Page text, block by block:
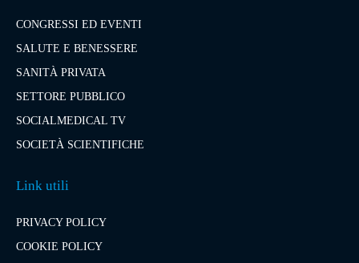
CONGRESSI ED EVENTI
SALUTE E BENESSERE
SANITÀ PRIVATA
SETTORE PUBBLICO
SOCIALMEDICAL TV
SOCIETÀ SCIENTIFICHE
Link utili
PRIVACY POLICY
COOKIE POLICY